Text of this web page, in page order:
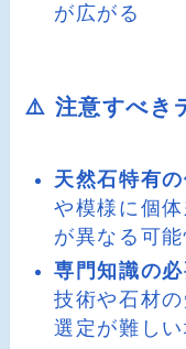
が広がる
⚠️ 注意すべき
天然石特有
や模様に個
が異なる可
専門知識の
技術や石材
選定が難し